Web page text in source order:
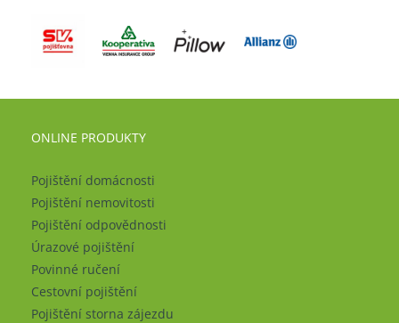
ONLINE PRODUKTY
Pojištění domácnosti
Pojištění nemovitosti
Pojištění odpovědnosti
Úrazové pojištění
Povinné ručení
Cestovní pojištění
Pojištění storna zájezdu